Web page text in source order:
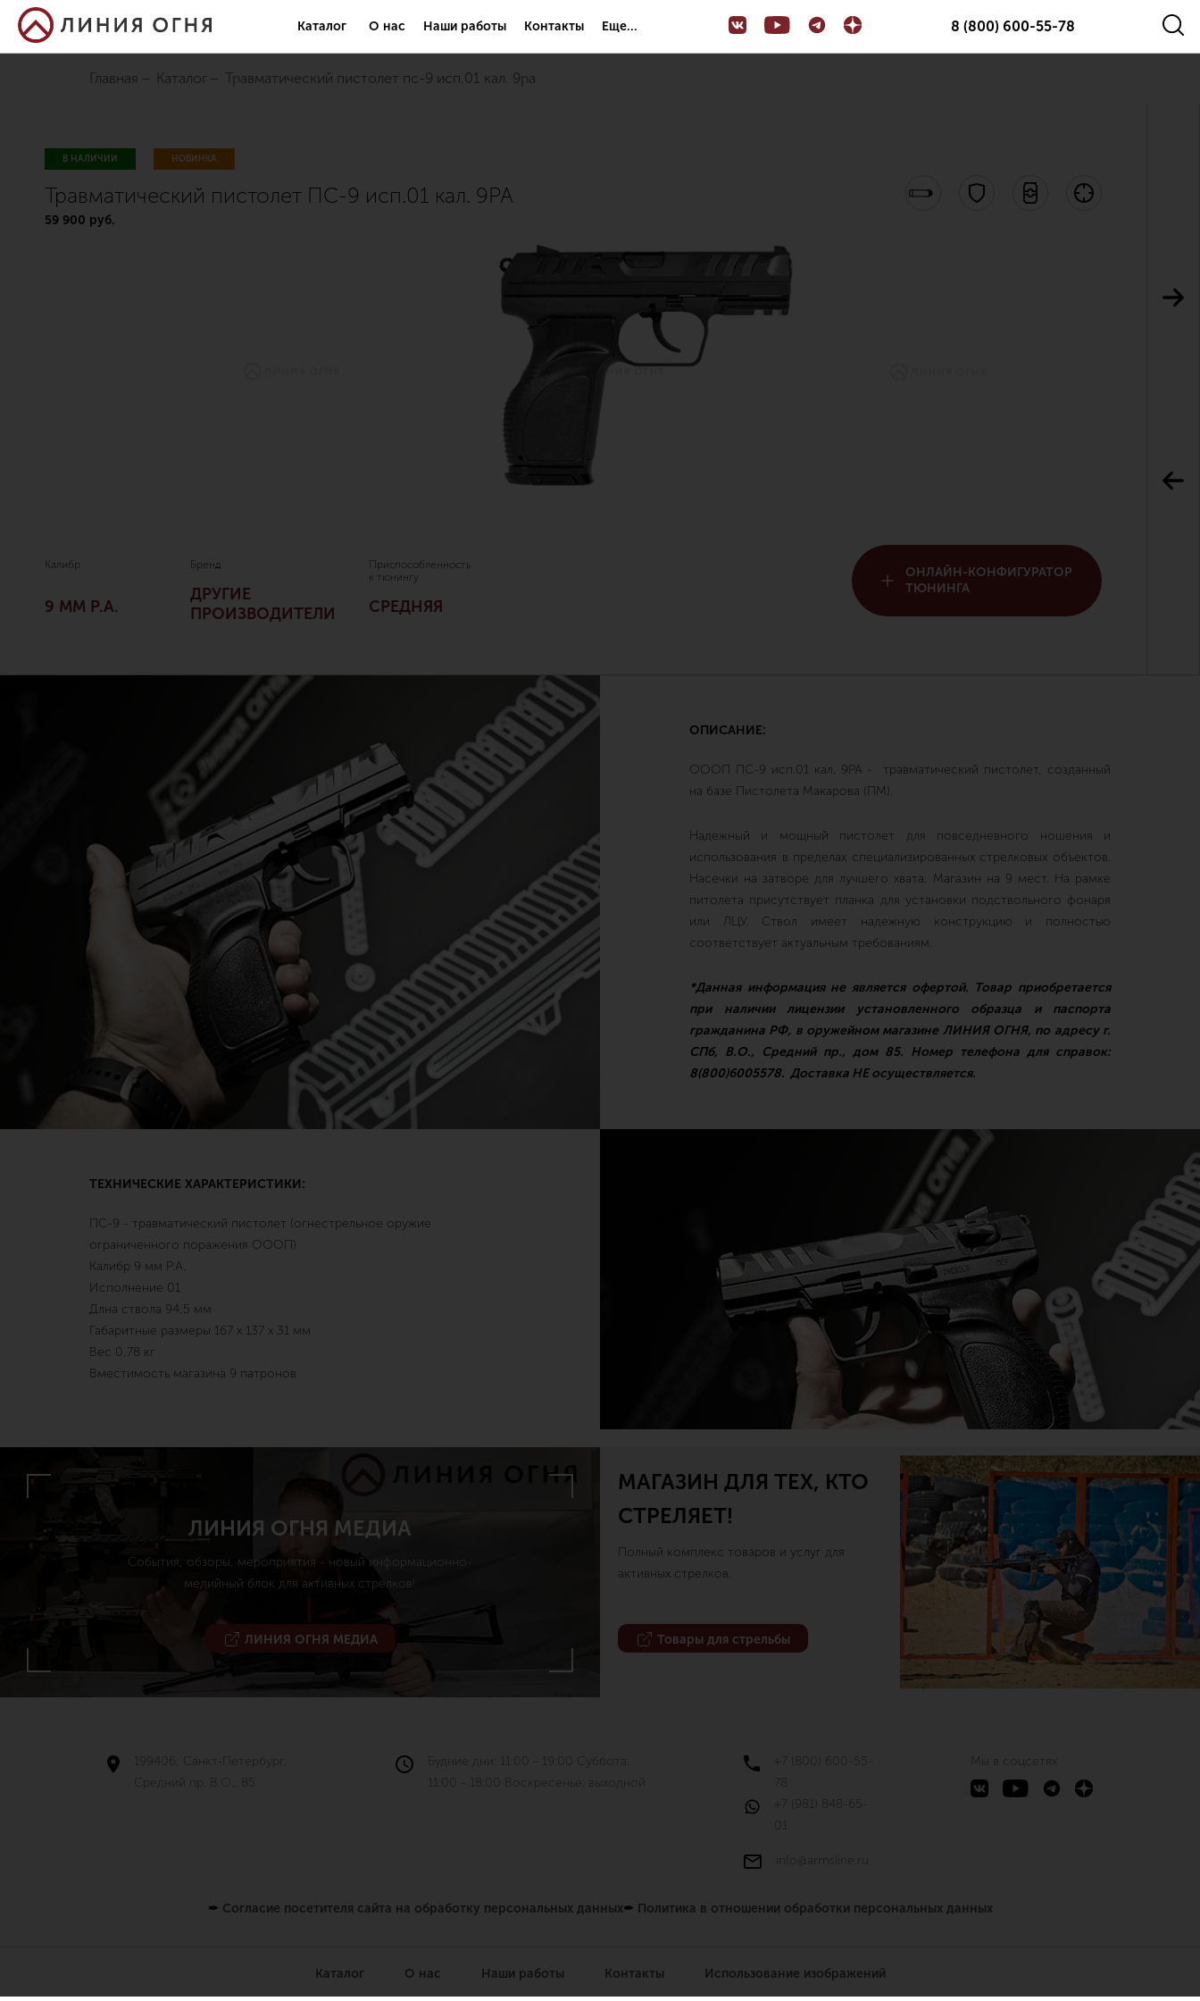
Каталог О нас Наши работы Контакты Еще... 8 (800) 600-55-78
Главная Каталог травматический пистолет пс-9 исп.01 кал. 9pa
В НАЛИЧИИ НОВИНКА
Травматический пистолет ПС-9 исп.01 кал. 9PA
59 900 руб.
Калибр
9 ММ P.A.
Бренд
ДРУГИЕ
ПРОИЗВОДИТЕЛИ
Приспособленность
к тюнингу
СРЕДНЯЯ
ОНЛАЙН-КОНФИГУРАТОР
ТЮНИНГА
ОПИСАНИЕ:
ОООП ПС-9 исп.01 кал. 9PA - травматический пистолет, созданный
на базе Пистолета Макарова (ПМ).
Надежный и мощный пистолет для повседневного ношения и
использования в пределах специализированных стрелковых объектов.
Насечки на затворе для лучшего хвата. Магазин на 9 мест. На рамке
питолета присутствует планка для установки подствольного фонаря
или ЛЦУ. Ствол имеет надежную конструкцию и полностью
соответствует актуальным требованиям.
*Данная информация не является офертой. Товар приобретается
при наличии лицензии установленного образца и паспорта
гражданина РФ, в оружейном магазине ЛИНИЯ ОГНЯ, по адресу г.
СПб, В.О., Средний пр., дом 85. Номер телефона для справок:
8(800)6005578. Доставка НЕ осуществляется.
ТЕХНИЧЕСКИЕ ХАРАКТЕРИСТИКИ:
ПС-9 - травматический пистолет (огнестрельное оружие
ограниченного поражения ОООП)
Калибр 9 мм P.A.
Исполнение 01
Длна ствола 94,5 мм
Габаритные размеры 167 х 137 х 31 мм
Вес 0,78 кг
Вместимость магазина 9 патронов
ЛИНИЯ ОГНЯ МЕДИА
События, обзоры, мероприятия - новый информационно-
медийный блок для активных стрелков!
ЛИНИЯ ОГНЯ МЕДИА
МАГАЗИН ДЛЯ ТЕХ, КТО
СТРЕЛЯЕТ!
Полный комплекс товаров и услуг для
активных стрелков.
Товары для стрельбы
199406, Санкт-Петербург,
Средний пр. В.О., 85
Будние дни: 11:00 - 19:00 Суббота:
11:00 - 18:00 Воскресенье: выходной
+7 (800) 600-55-
78
+7 (981) 848-65-
01
info@armsline.ru
Мы в соцсетях
✒ Согласие посетителя сайта на обработку персональных данных✒ Политика в отношении обработки персональных данных
Каталог О нас Наши работы Контакты Использование изображений